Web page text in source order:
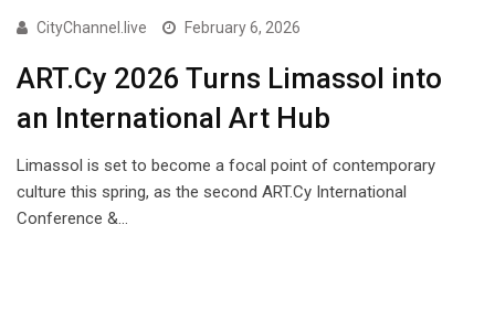
CityChannel.live February 6, 2026
ART.Cy 2026 Turns Limassol into
an International Art Hub
Limassol is set to become a focal point of contemporary
culture this spring, as the second ART.Cy International
Conference &…